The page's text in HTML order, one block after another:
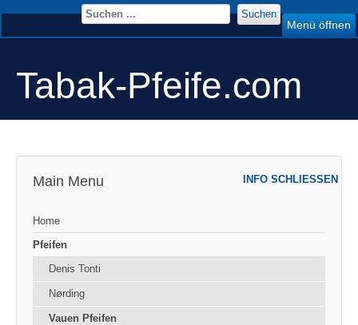
Tabak-Pfeife.com
Suchen
Menü öffnen
Main Menu
Home
Pfeifen
Denis Tonti
Nørding
Vauen Pfeifen
INFO SCHLIESSEN